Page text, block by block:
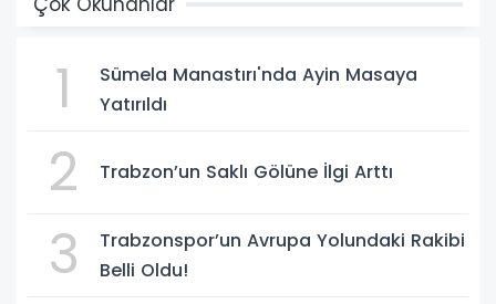
1
Sümela Manastırı'nda Ayin Masaya
Yatırıldı
2 Trabzon’un Saklı Gölüne İlgi Arttı
3
Trabzonspor’un Avrupa Yolundaki Rakibi
Belli Oldu!